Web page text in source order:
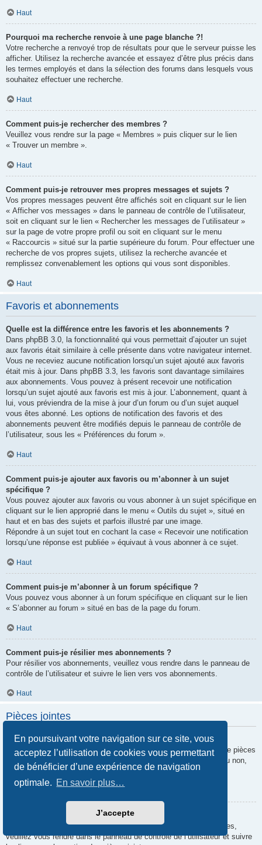
En poursuivant votre navigation sur ce site, vous
acceptez l’utilisation de cookies vous permettant
de bénéficier d’une expérience de navigation
optimale. En savoir plus…
J’accepte
Haut
Pourquoi ma recherche renvoie à une page blanche ?!
Votre recherche a renvoyé trop de résultats pour que le serveur puisse les
afficher. Utilisez la recherche avancée et essayez d’être plus précis dans
les termes employés et dans la sélection des forums dans lesquels vous
souhaitez effectuer une recherche.
Haut
Comment puis-je rechercher des membres ?
Veuillez vous rendre sur la page « Membres » puis cliquer sur le lien
« Trouver un membre ».
Haut
Comment puis-je retrouver mes propres messages et sujets ?
Vos propres messages peuvent être affichés soit en cliquant sur le lien
« Afficher vos messages » dans le panneau de contrôle de l’utilisateur,
soit en cliquant sur le lien « Rechercher les messages de l’utilisateur »
sur la page de votre propre profil ou soit en cliquant sur le menu
« Raccourcis » situé sur la partie supérieure du forum. Pour effectuer une
recherche de vos propres sujets, utilisez la recherche avancée et
remplissez convenablement les options qui vous sont disponibles.
Haut
Favoris et abonnements
Quelle est la différence entre les favoris et les abonnements ?
Dans phpBB 3.0, la fonctionnalité qui vous permettait d’ajouter un sujet
aux favoris était similaire à celle présente dans votre navigateur internet.
Vous ne receviez aucune notification lorsqu’un sujet ajouté aux favoris
était mis à jour. Dans phpBB 3.3, les favoris sont davantage similaires
aux abonnements. Vous pouvez à présent recevoir une notification
lorsqu’un sujet ajouté aux favoris est mis à jour. L’abonnement, quant à
lui, vous préviendra de la mise à jour d’un forum ou d’un sujet auquel
vous êtes abonné. Les options de notification des favoris et des
abonnements peuvent être modifiés depuis le panneau de contrôle de
l’utilisateur, sous les « Préférences du forum ».
Haut
Comment puis-je ajouter aux favoris ou m’abonner à un sujet
spécifique ?
Vous pouvez ajouter aux favoris ou vous abonner à un sujet spécifique en
cliquant sur le lien approprié dans le menu « Outils du sujet », situé en
haut et en bas des sujets et parfois illustré par une image.
Répondre à un sujet tout en cochant la case « Recevoir une notification
lorsqu’une réponse est publiée » équivaut à vous abonner à ce sujet.
Haut
Comment puis-je m’abonner à un forum spécifique ?
Vous pouvez vous abonner à un forum spécifique en cliquant sur le lien
« S’abonner au forum » situé en bas de la page du forum.
Haut
Comment puis-je résilier mes abonnements ?
Pour résilier vos abonnements, veuillez vous rendre dans le panneau de
contrôle de l’utilisateur et suivre le lien vers vos abonnements.
Haut
Pièces jointes
Quelles pièces jointes sont autorisées sur ce forum ?
Chaque administrateur peut autoriser ou interdire certains types de pièces
jointes. Si vous n’êtes pas certain de savoir ce qui est autorisé ou non,
nous vous invitons à contacter un administrateur du forum.
Comment puis-je retrouver toutes mes pièces jointes ?
Pour retrouver la liste des pièces jointes que vous avez transférées,
veuillez vous rendre dans le panneau de contrôle de l’utilisateur et suivre